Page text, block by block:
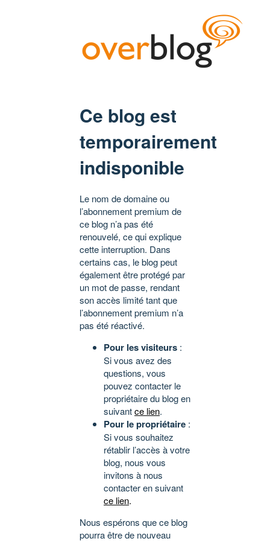
Ce blog est
temporairement
indisponible
Le nom de domaine ou
l’abonnement premium de
ce blog n’a pas été
renouvelé, ce qui explique
cette interruption. Dans
certains cas, le blog peut
également être protégé par
un mot de passe, rendant
son accès limité tant que
l’abonnement premium n’a
pas été réactivé.
Pour les visiteurs :
Si vous avez des
questions, vous
pouvez contacter le
propriétaire du blog en
suivantce lien.
Pour le propriétaire :
Si vous souhaitez
rétablir l’accès à votre
blog, nous vous
invitons à nous
contacter en suivant
ce lien.
Nous espérons que ce blog
pourra être de nouveau